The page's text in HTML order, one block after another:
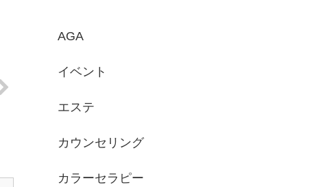
AGA
イベント
エステ
カウンセリング
カラーセラピー